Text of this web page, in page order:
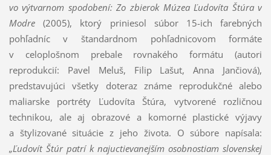
vo výtvarnom spodobení: Zo zbierok Múzea Ľudovíta Štúra v
Modre(2005), ktorý priniesol súbor 15-ich farebných
pohľadníc v štandardnom pohľadnicovom formáte
v celoplošnom prebale rovnakého formátu (autori
reprodukcií: Pavel Meluš, Filip Lašut, Anna Jančiová),
predstavujúci všetky doteraz známe reprodukčné alebo
maliarske portréty Ľudovíta Štúra, vytvorené rozličnou
technikou, ale aj obrazové a komorné plastické výjavy
a štylizované situácie z jeho života. O súbore napísala:
„Ľudovít Štúr patrí k najuctievanejším osobnostiam slovenskej